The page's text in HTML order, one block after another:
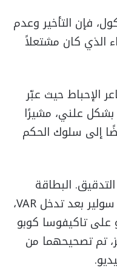
فإن التأخير وعدم
الذي كان مشتعلاً
الإحباط حيث عبّر
علني، مشيرًا
إلى سلوك الحكم
البطاقة
الحمراء التي تم إظهارها للاعب سولير بعد تدخل VAR،
على تاكيفوسا كوبو
تم تصحيحهما من